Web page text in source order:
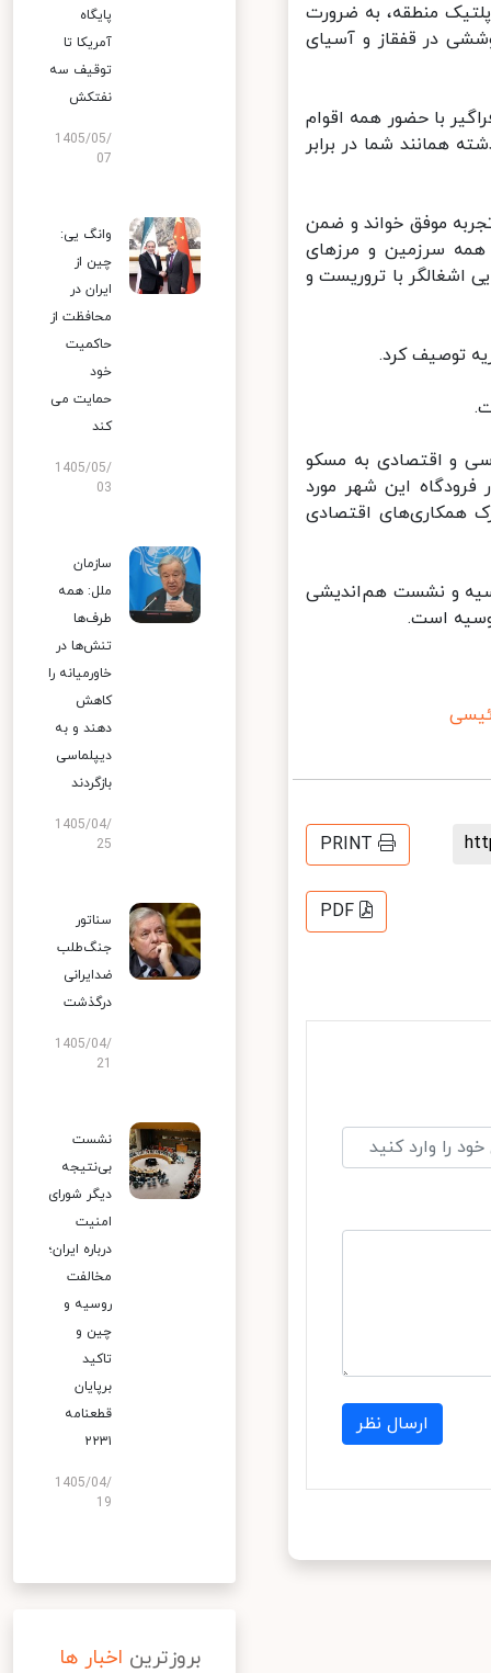
منطقه، به ضرورت
در قفقاز و آسیای
با حضور همه اقوام
روس خاطرنشان کرد: ما از ۴۰ سال گذشته همانند شما در برابر
موفق خواند و ضمن
سرزمین و مرزهای
اشغالگر با تروریست و
توصیف کرد.
و اقتصادی به مسکو
این شهر مورد
همکاری‌های اقتصادی
و نشست هم‌اندیشی
است.
PRINT
PDF
ارسال نظر
پایگاه
آمریکا تا
توقیف سه
نفتکش
1405/05/
07
وانگ یی:
چین از
ایران در
محافظت از
حاکمیت
خود
حمایت می
کند
1405/05/
03
سازمان
ملل: همه
طرف‌ها
تنش‌ها در
خاورمیانه را
کاهش
دهند و به
دیپلماسی
بازگردند
1405/04/
25
سناتور
جنگ‌طلب
ضدایرانی
درگذشت
1405/04/
نشست
بی‌نتیجه
دیگر شورای
امنیت
درباره ایران؛
مخالفت
روسیه و
چین و
تاکید
برپایان
قطعنامه
۲۲۳۱
1405/04/
19
بروزترین اخبار ها